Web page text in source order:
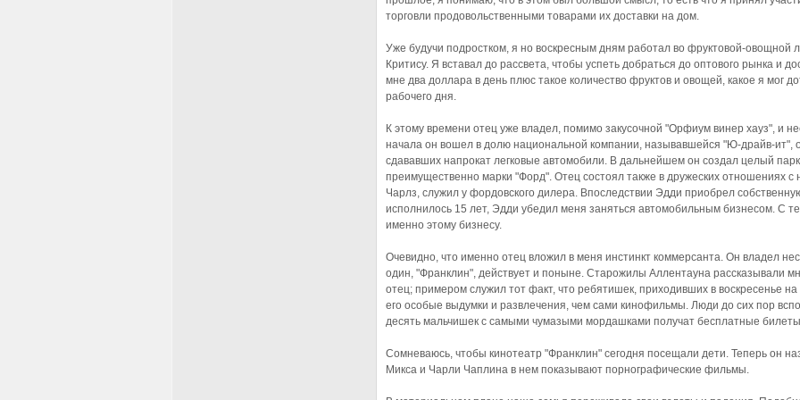
торговли продовольственными товарами их доставки на дом.
Уже будучи подростком, я но воскресным дням работал во фруктовой-овощной
Критису. Я вставал до рассвета, чтобы успеть добраться до оптового рынка и
мне два доллара в день плюс такое количество фруктов и овощей, какое я мог
рабочего дня.
К этому времени отец уже владел, помимо закусочной "Орфиум винер хауз", и
начала он вошел в долю национальной компании, называвшейся "Ю-драйв-ит",
сдававших напрокат легковые автомобили. В дальнейшем он создал целый
преимущественно марки "Форд". Отец состоял также в дружеских отношениях
Чарлз, служил у фордовского дилера. Впоследствии Эдди приобрел
исполнилось 15 лет, Эдди убедил меня заняться автомобильным бизнесом. С
именно этому бизнесу.
Очевидно, что именно отец вложил в меня инстинкт коммерсанта. Он владел
один, "Франклин", действует и поныне. Старожилы Аллентауна рассказывали
отец; примером служил тот факт, что ребятишек, приходивших в воскресенье
его особые выдумки и развлечения, чем сами кинофильмы. Люди до сих пор
десять мальчишек с самыми чумазыми мордашками получат бесплатные
Сомневаюсь, чтобы кинотеатр "Франклин" сегодня посещали дети. Теперь он
Микса и Чарли Чаплина в нем показывают порнографические фильмы.